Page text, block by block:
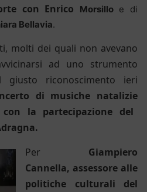
con Enrico Morsilloe di
Bellavia.
molti dei quali non avevano
ad uno strumento
giusto riconoscimento ieri
di musiche natalizie
con la partecipazione del
Per Giampiero
Cannella, assessore alle
politiche culturali del